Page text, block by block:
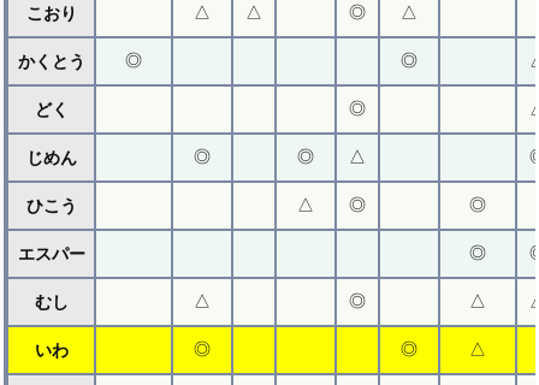
こおり △ △ ◎ △
かくとう ◎ ◎
どく ◎
じめん ◎ ◎ △
ひこう △ ◎ ◎
エスパー ◎
むし △ ◎ △
いわ ◎ ◎ △